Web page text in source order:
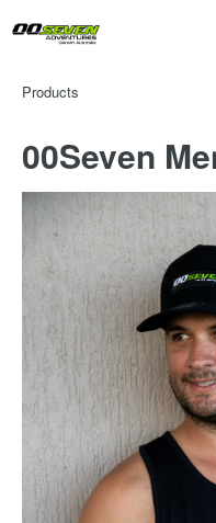
Products
00Seven